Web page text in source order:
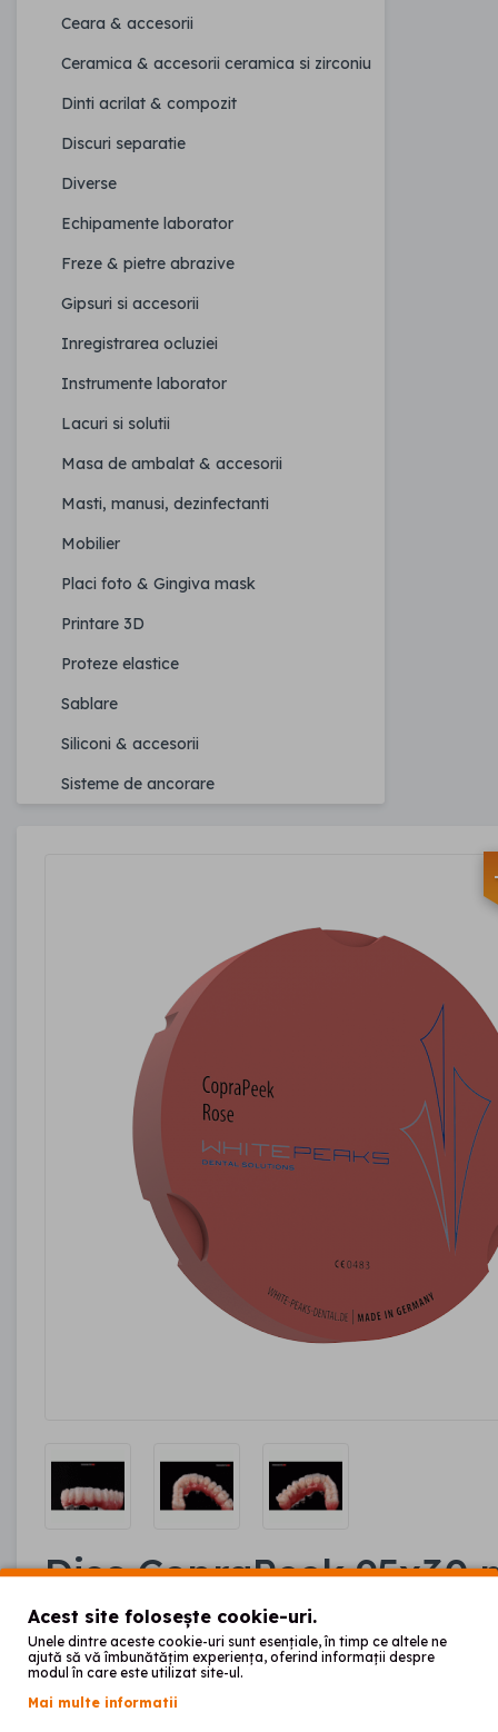
Ceara & accesorii
Ceramica & accesorii ceramica si zirconiu
Dinti acrilat & compozit
Discuri separatie
Diverse
Echipamente laborator
Freze & pietre abrazive
Gipsuri si accesorii
Inregistrarea ocluziei
Instrumente laborator
Lacuri si solutii
Masa de ambalat & accesorii
Masti, manusi, dezinfectanti
Mobilier
Placi foto & Gingiva mask
Printare 3D
Proteze elastice
Sablare
Siliconi & accesorii
Sisteme de ancorare
Disc CopraPeek 95x30
1.29900lei 1.41900lei
Fără TVA: 1.073 55lei
Acest site folosește cookie-uri.
Unele dintre aceste cookie-uri sunt esențiale, în timp ce altele ne
ajută să vă îmbunătățim experiența, oferind informații despre
modul în care este utilizat site-ul.
Mai multe informatii